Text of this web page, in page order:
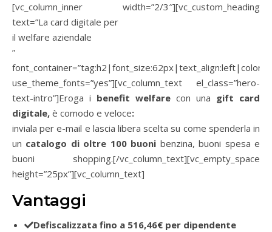
[vc_column_inner width=”2/3″][vc_custom_heading
text=”La card digitale per
il welfare aziendale
”
use_theme_fonts=”yes”][vc_column_text el_class=”hero-
text-intro”]Eroga i benefit welfare con una gift card
digitale, è comodo e veloce:
inviala per e-mail e lascia libera scelta su come spenderla in
un catalogo di oltre 100 buoni benzina, buoni spesa e
buoni shopping.[/vc_column_text][vc_empty_space
height=”25px”][vc_column_text]
Vantaggi
Defiscalizzata fino a 516,46€ per dipendente